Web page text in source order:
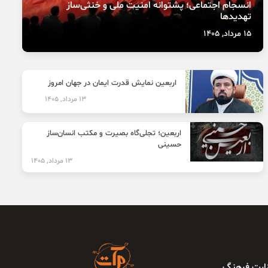
انسجام اجتماعی؛ پشتوانه امنیت ملی و خنثی‌ساز
تهدیدها
15 مرداد, 1405
اربعین نمایش قدرت ایمان در جهان امروز
13 مرداد, 1405
اربعین؛ تجلی‌گاه بصیرت و مکتب انسان‌ساز
حسینی
13 مرداد, 1405